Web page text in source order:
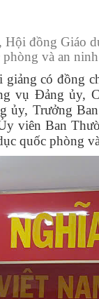
Hoạt
Hoạt
quy phạm pháp luật
chương trình, đề tài
tin dự án
Hội đồng Giáo
và an
giảng có đồng
vụ Đảng ủy,
ủy, Trưởng
viên Ban
quốc phòng